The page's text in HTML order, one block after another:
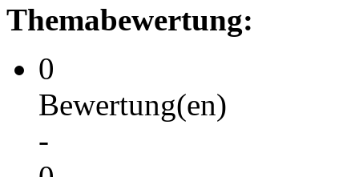
Themabewertung:
0
Bewertung(en)
-